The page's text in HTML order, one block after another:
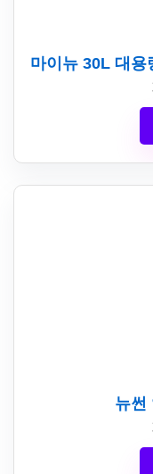
마이뉴 30L 대용
뉴썬